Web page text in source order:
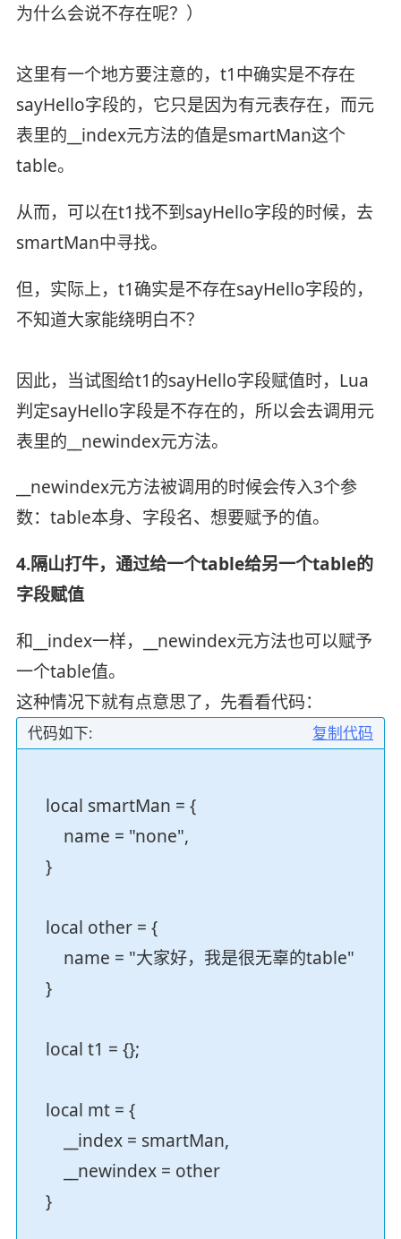
为什么会说不存在呢？）
这里有一个地方要注意的，t1中确实是不存在
sayHello字段的，它只是因为有元表存在，而元
表里的__index元方法的值是smartMan这个
table。
从而，可以在t1找不到sayHello字段的时候，去
smartMan中寻找。
但，实际上，t1确实是不存在sayHello字段的，
不知道大家能绕明白不？
因此，当试图给t1的sayHello字段赋值时，Lua
判定sayHello字段是不存在的，所以会去调用元
表里的__newindex元方法。
__newindex元方法被调用的时候会传入3个参
数：table本身、字段名、想要赋予的值。
4.隔山打牛，通过给一个table给另一个table的
字段赋值
和__index一样，__newindex元方法也可以赋予
一个table值。
这种情况下就有点意思了，先看看代码：
复制代码
代码如下:
local smartMan = {
name = "none",
}
local other = {
name = "大家好，我是很无辜的table"
}
local t1 = {};
local mt = {
__index = smartMan,
__newindex = other
}